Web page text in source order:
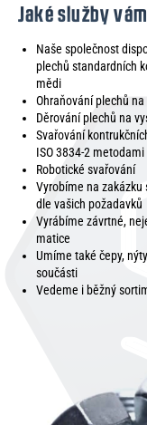
Jaké služby
Naše společnost
plechů standardních
mědi
Ohraňování plechů
Děrování plechů na
Svařování
ISO 3834-2
Robotické svařování
Vyrobíme na zakázku
dle vašich požadavků
Vyrábíme závrtné,
matice
Umíme také čepy,
součásti
Vedeme i běžný